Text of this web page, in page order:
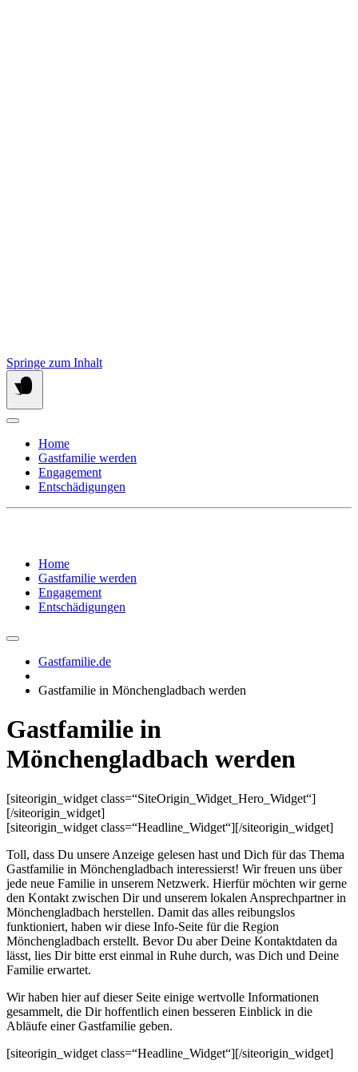
Springe zum Inhalt
Home
Gastfamilie werden
Engagement
Entschädigungen
Home
Gastfamilie werden
Engagement
Entschädigungen
Gastfamilie.de
Gastfamilie in Mönchengladbach werden
Gastfamilie in
Mönchengladbach werden
[siteorigin_widget class=“SiteOrigin_Widget_Hero_Widget“]
[/siteorigin_widget]
[siteorigin_widget class=“Headline_Widget“][/siteorigin_widget]
Toll, dass Du unsere Anzeige gelesen hast und Dich für das Thema
Gastfamilie in Mönchengladbach interessierst! Wir freuen uns über
jede neue Familie in unserem Netzwerk. Hierfür möchten wir gerne
den Kontakt zwischen Dir und unserem lokalen Ansprechpartner in
Mönchengladbach herstellen. Damit das alles reibungslos
funktioniert, haben wir diese Info-Seite für die Region
Mönchengladbach erstellt. Bevor Du aber Deine Kontaktdaten da
lässt, lies Dir bitte erst einmal in Ruhe durch, was Dich und Deine
Familie erwartet.
Wir haben hier auf dieser Seite einige wertvolle Informationen
gesammelt, die Dir hoffentlich einen besseren Einblick in die
Abläufe einer Gastfamilie geben.
[siteorigin_widget class=“Headline_Widget“][/siteorigin_widget]